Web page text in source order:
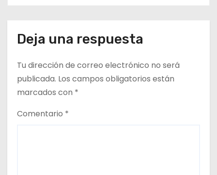
t
r
a
Deja una respuesta
Tu dirección de correo electrónico no será
publicada. Los campos obligatorios están
marcados con *
Comentario *